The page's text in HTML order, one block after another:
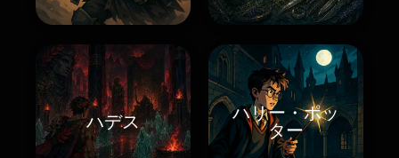
ハデス
ハリー・ポッ
ター